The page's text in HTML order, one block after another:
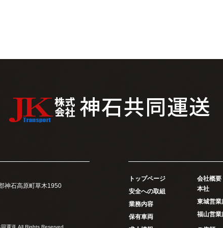
トップページ
安全への取組
業務内容
保有車両
会社概要
本社
東城営業
福山営業
神石高原町草木1950
運送 All Rights Reserved.